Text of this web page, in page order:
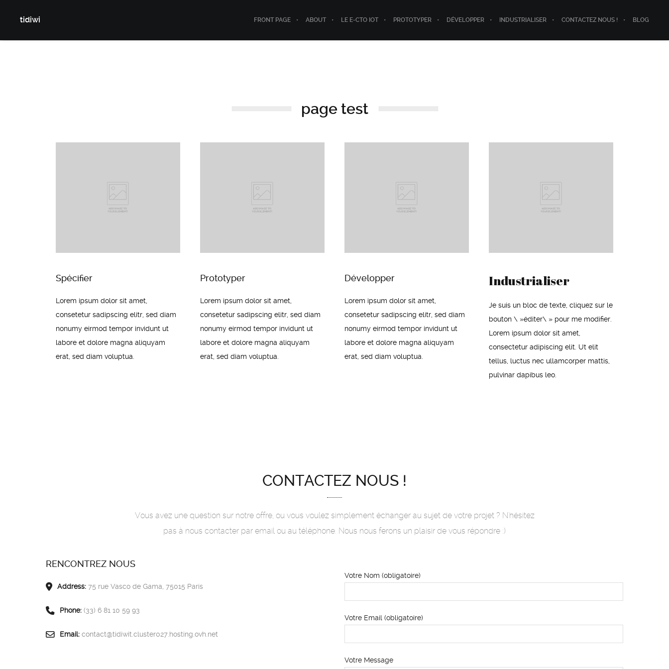
tidiwi FRONT PAGE ABOUT LE E-CTO IOT PROTOTYPER DÉVELOPPER INDUSTRIALISER CONTACTEZ NOUS ! BLOG
page test
Spécifier
Lorem ipsum dolor sit amet,
consetetur sadipscing elitr, sed diam
nonumy eirmod tempor invidunt ut
labore et dolore magna aliquyam
erat, sed diam voluptua.
Prototyper
Lorem ipsum dolor sit amet,
consetetur sadipscing elitr, sed diam
nonumy eirmod tempor invidunt ut
labore et dolore magna aliquyam
erat, sed diam voluptua.
Développer
Lorem ipsum dolor sit amet,
consetetur sadipscing elitr, sed diam
nonumy eirmod tempor invidunt ut
labore et dolore magna aliquyam
erat, sed diam voluptua.
Industrialiser
Je suis un bloc de texte, cliquez sur le
bouton \ »éditer\ » pour me modifier.
Lorem ipsum dolor sit amet,
consectetur adipiscing elit. Ut elit
tellus, luctus nec ullamcorper mattis,
pulvinar dapibus leo.
CONTACTEZ NOUS !
Vous avez une question sur notre offre, ou vous voulez simplement échanger au sujet de votre projet ? N'hésitez
pas à nous contacter par email ou au téléphone. Nous nous ferons un plaisir de vous répondre :)
RENCONTREZ NOUS
Address: 75 rue Vasco de Gama, 75015 Paris
Phone: (33) 6 81 10 59 93
Email: contact@tidiwit.cluster027.hosting.ovh.net
Votre Nom (obligatoire)
Votre Email (obligatoire)
Votre Message